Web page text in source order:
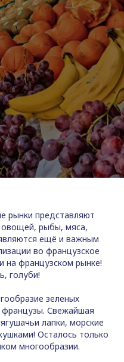
рынки представляют
овощей, рыбы, мяса,
ещё и важным
во французское
на французском рынке!
голуби!
зеленых
Свежайшая
лапки, морские
Осталось только
многообразии.